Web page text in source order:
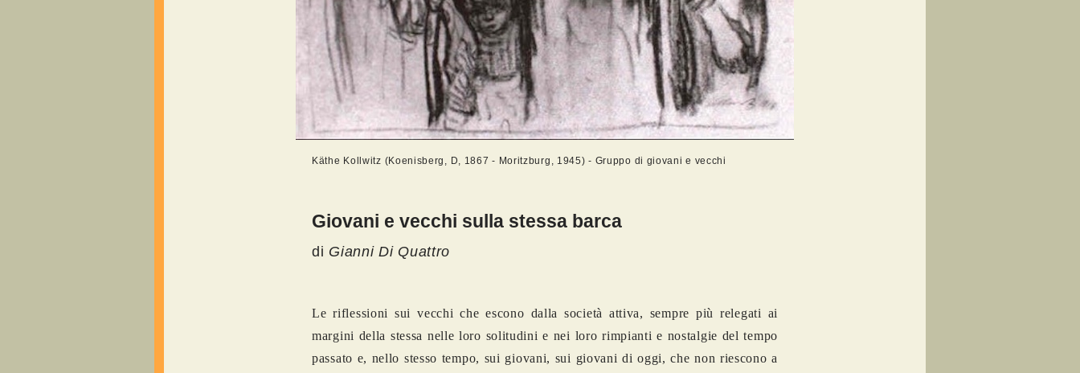
Käthe Kollwitz (Koenisberg, D, 1867 - Moritzburg, 1945) - Gruppo di giovani e vecchi
Giovani e vecchi sulla stessa barca
di Gianni Di Quattro
Le riflessioni sui vecchi che escono dalla società attiva, sempre più relegati ai
margini della stessa nelle loro solitudini e nei loro rimpianti e nostalgie del tempo
passato e, nello stesso tempo, sui giovani, sui giovani di oggi, che non riescono a